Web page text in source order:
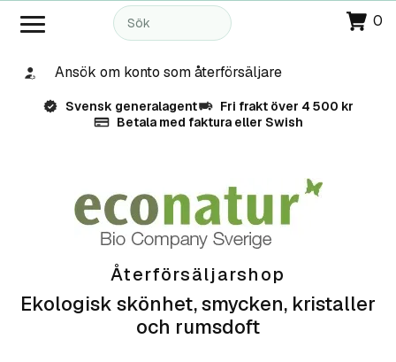
0
Ansök om konto som återförsäljare
Svensk generalagent
Fri frakt över 4 500 kr
Betala med faktura eller Swish
Återförsäljarshop
Ekologisk skönhet, smycken, kristaller
och rumsdoft